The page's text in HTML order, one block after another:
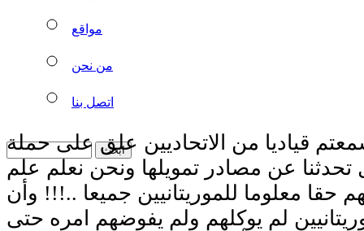
مواقع
من نحن
اتصل بنا
قياديا من الاتحاديين علق على حملة
عن مصادر تمويلها ونحن نعلم علم
حقا معلوما للموريتانيين جميعا ..!!! وأن
لم يوكلهم ولم يفوضهم امره حتى